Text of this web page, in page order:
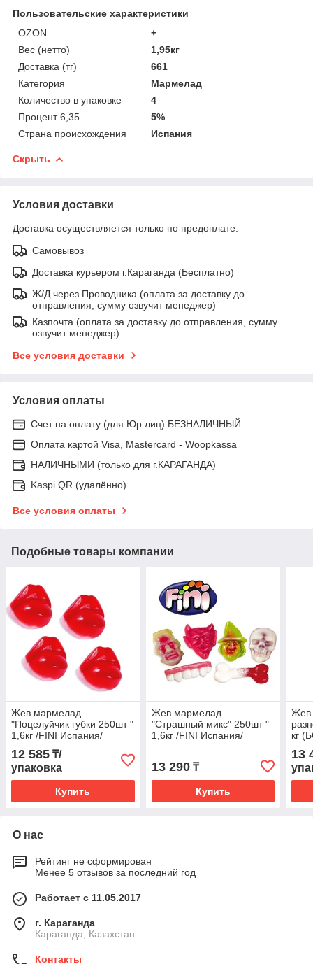
Пользовательские характеристики
OZON
+
Вес (нетто)
1,95кг
Доставка (тг)
661
Категория
Мармелад
Количество в упаковке
4
Процент 6,35
5%
Страна происхождения
Испания
Скрыть
Условия доставки
Доставка осуществляется только по предоплате.
Самовывоз
Доставка курьером г.Караганда (Бесплатно)
Ж/Д через Проводника (оплата за доставку до
отправления, сумму озвучит менеджер)
Казпочта (оплата за доставку до отправления, сумму
озвучит менеджер)
Все условия доставки
Условия оплаты
Счет на оплату (для Юр.лиц) БЕЗНАЛИЧНЫЙ
Оплата картой Visa, Mastercard - Woopkassa
НАЛИЧНЫМИ (только для г.КАРАГАНДА)
Kaspi QR (удалённо)
Все условия оплаты
Подобные товары компании
Жев.мармелад
"Поцелуйчик губки 250шт "
1,6кг /FINI Испания/
12 585 ₸/
упаковка
Купить
Жев.мармелад
"Страшный микс" 250шт "
1,6кг /FINI Испания/
13 290₸
Купить
кг
13
О нас
Рейтинг не сформирован
Менее 5 отзывов за последний год
Работает с 11.05.2017
г. Караганда
Караганда, Казахстан
Контакты